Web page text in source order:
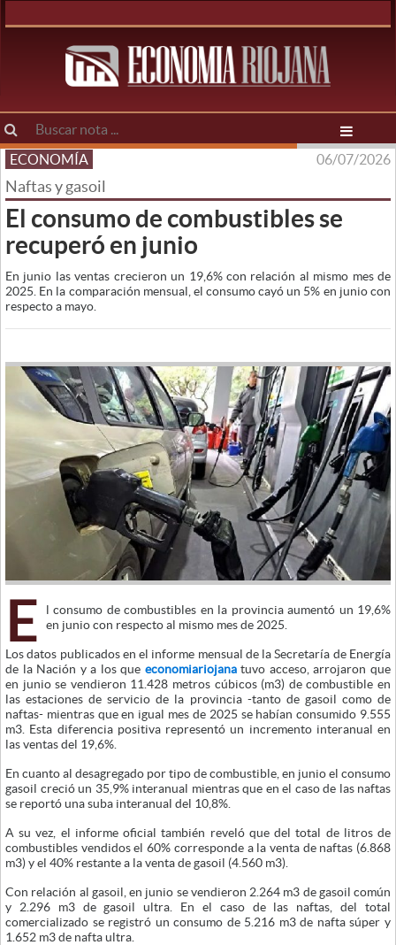
ECONOMÍA 06/07/2026
Naftas y gasoil
El consumo de combustibles se
recuperó en junio
En junio las ventas crecieron un 19,6% con relación al mismo mes de
2025. En la comparación mensual, el consumo cayó un 5% en junio con
respecto a mayo.
E
l consumo de combustibles en la provincia aumentó un 19,6%
en junio con respecto al mismo mes de 2025.
Los datos publicados en el informe mensual de la Secretaría de Energía
de la Nación y a los que economiariojanatuvo acceso, arrojaron que
en junio se vendieron 11.428 metros cúbicos (m3) de combustible en
las estaciones de servicio de la provincia -tanto de gasoil como de
naftas- mientras que en igual mes de 2025 se habían consumido 9.555
m3. Esta diferencia positiva representó un incremento interanual en
las ventas del 19,6%.
En cuanto al desagregado por tipo de combustible, en junio el consumo
gasoil creció un 35,9% interanual mientras que en el caso de las naftas
se reportó una suba interanual del 10,8%.
A su vez, el informe oficial también reveló que del total de litros de
combustibles vendidos el 60% corresponde a la venta de naftas (6.868
m3) y el 40% restante a la venta de gasoil (4.560 m3).
Con relación al gasoil, en junio se vendieron 2.264 m3 de gasoil común
y 2.296 m3 de gasoil ultra. En el caso de las naftas, del total
comercializado se registró un consumo de 5.216 m3 de nafta súper y
1.652 m3 de nafta ultra.